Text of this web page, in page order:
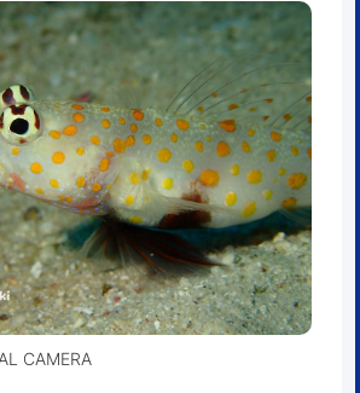
CAMERA